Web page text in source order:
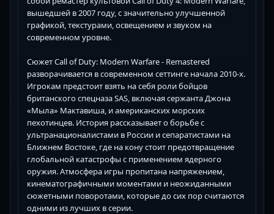
вышедшей в 2007 году, с значительно улучшенной
графикой, текстурами, освещением и звуком на
современном уровне.
Сюжет Call of Duty: Modern Warfare - Remastered
разворачивается в современном сеттинге начала 2010-х.
Игрокам предстоит взять на себя роли бойцов
британского спецназа SAS, включая сержанта Джона
«Мыла» Мактавиша, и американских морских
пехотинцев. История рассказывает о борьбе с
ультранационалистами в России и сепаратистами на
Ближнем Востоке, где на кону стоит предотвращение
глобальной катастрофы с применением ядерного
оружия. Атмосфера игры пропитана напряжением,
кинематографичными моментами и неожиданными
сюжетными поворотами, которые до сих пор считаются
одними из лучших в серии.